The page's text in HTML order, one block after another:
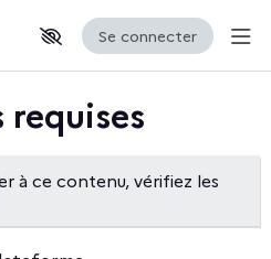
Se connecter
requises
à ce contenu, vérifiez les